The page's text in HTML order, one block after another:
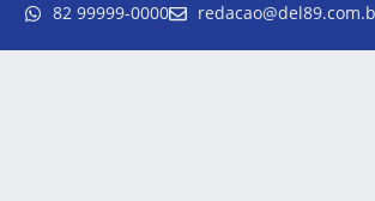
82 99999-0000